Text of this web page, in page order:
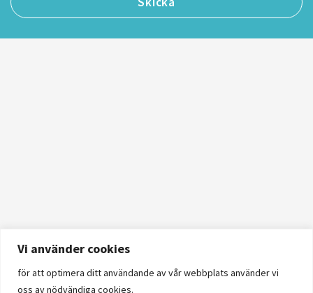
Vi använder cookies
för att optimera ditt användande av vår webbplats använder vi
oss av nödvändiga cookies.